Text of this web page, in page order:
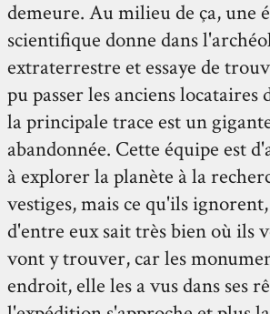
demeure. Au milieu de ça, une
scientifique donne dans
extraterrestre et essaye de
pu passer les anciens locataires
la principale trace est un
abandonnée. Cette équipe est
à explorer la planète à la
vestiges, mais ce qu'ils
d'entre eux sait très bien où ils
vont y trouver, car les
endroit, elle les a vus dans ses